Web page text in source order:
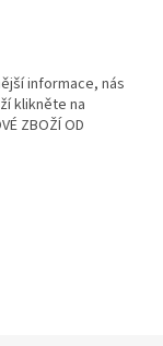
informace, nás
klikněte na
ZBOŽÍ OD